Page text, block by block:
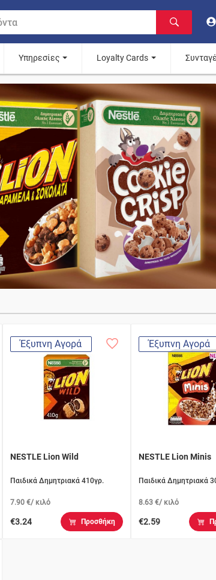
Υπηρεσίες Loyalty Cards
Έξυπνη Αγορά
NESTLE Lion Wild
Παιδικά Δημητριακά 410γρ.
7.90 €/ κιλό
€3.24 Προσθήκη
Έξυπνη Αγορά
NESTLE Lion Minis
Παιδικά Δημητριακά
8.63 €/ κιλό
€2.59